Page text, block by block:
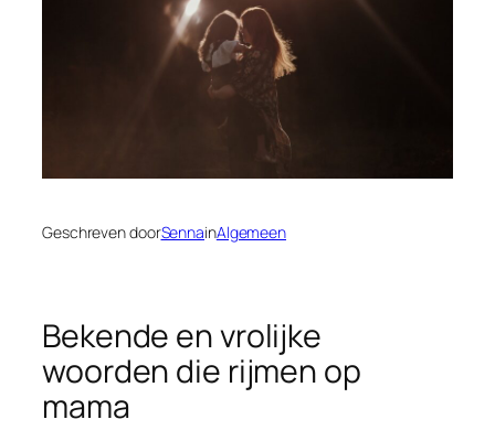
Geschreven doorSennainAlgemeen
Bekende en vrolijke
woorden die rijmen op
mama